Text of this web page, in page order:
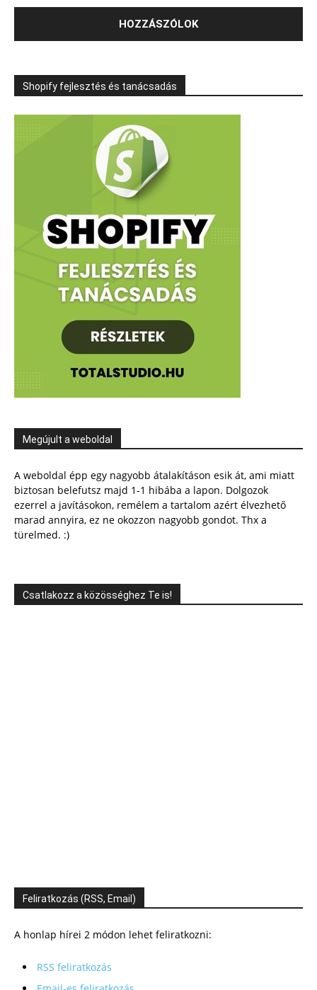
Shopify fejlesztés és tanácsadás
Megújult a weboldal
A weboldal épp egy nagyobb átalakításon esik át, ami miatt
biztosan belefutsz majd 1-1 hibába a lapon. Dolgozok
ezerrel a javításokon, remélem a tartalom azért élvezhető
marad annyira, ez ne okozzon nagyobb gondot. Thx a
türelmed. :)
Csatlakozz a közösséghez Te is!
Feliratkozás (RSS, Email)
A honlap hírei 2 módon lehet feliratkozni:
RSS feliratkozás